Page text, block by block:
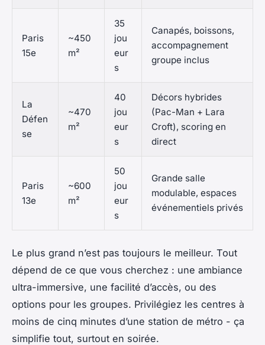
Paris
15e
~450
m²
35
jou
eur
s
Canapés, boissons,
accompagnement
groupe inclus
La
Défen
se
~470
m²
40
jou
eur
s
Décors hybrides
(Pac-Man + Lara
Croft), scoring en
direct
Paris
13e
~600
m²
50
jou
eur
s
Grande salle
modulable, espaces
événementiels privés
Le plus grand n’est pas toujours le meilleur. Tout
dépend de ce que vous cherchez : une ambiance
ultra-immersive, une facilité d’accès, ou des
options pour les groupes. Privilégiez les centres à
moins de cinq minutes d’une station de métro - ça
simplifie tout, surtout en soirée.